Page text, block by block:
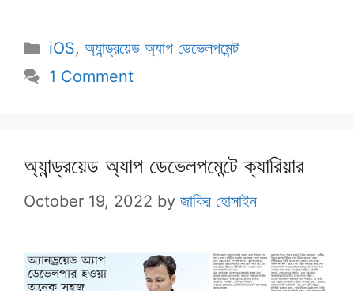
Categories
iOS, অ্যান্ড্রয়েড অ্যাপ ডেভেলপমেন্ট
1 Comment
অ্যান্ড্রয়েড অ্যাপ ডেভেলপমেন্টে ক্যারিয়ার
October 19, 2022 by জাকির হোসাইন